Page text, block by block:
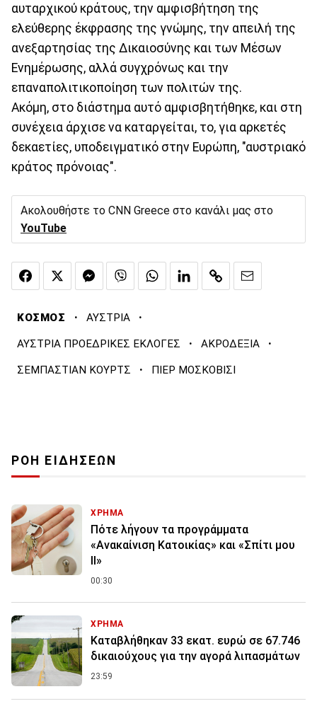
αυταρχικού κράτους, την αμφισβήτηση της
ελεύθερης έκφρασης της γνώμης, την απειλή της
ανεξαρτησίας της Δικαιοσύνης και των Μέσων
Ενημέρωσης, αλλά συγχρόνως και την
επαναπολιτικοποίηση των πολιτών της.
Ακόμη, στο διάστημα αυτό αμφισβητήθηκε, και στη
συνέχεια άρχισε να καταργείται, το, για αρκετές
δεκαετίες, υποδειγματικό στην Ευρώπη, "αυστριακό
κράτος πρόνοιας".
Ακολουθήστε το CNN Greece στο κανάλι μας στο
YouTube
ΚΟΣΜΟΣ · ΑΥΣΤΡΙΑ ·
ΑΥΣΤΡΙΑ ΠΡΟΕΔΡΙΚΕΣ ΕΚΛΟΓΕΣ · ΑΚΡΟΔΕΞΙΑ ·
ΣΕΜΠΑΣΤΙΑΝ ΚΟΥΡΤΣ · ΠΙΕΡ ΜΟΣΚΟΒΙΣΙ
ΡΟΗ ΕΙΔΗΣΕΩΝ
ΧΡΗΜΑ
Πότε λήγουν τα προγράμματα
«Ανακαίνιση Κατοικίας» και «Σπίτι μου
ΙΙ»
00:30
ΧΡΗΜΑ
Καταβλήθηκαν 33 εκατ. ευρώ σε 67.746
δικαιούχους για την αγορά λιπασμάτων
23:59